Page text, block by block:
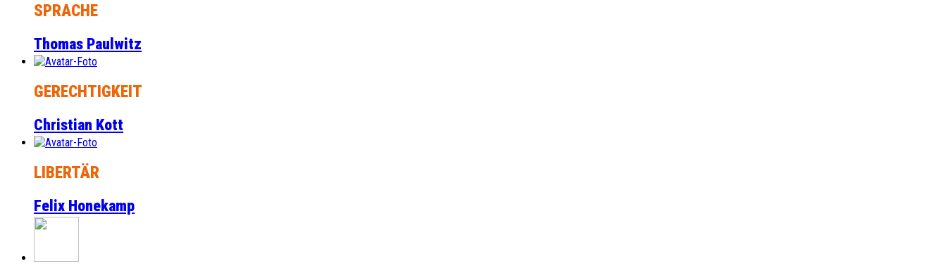
SPRACHE
Thomas Paulwitz
GERECHTIGKEIT
Christian Kott
LIBERTÄR
Felix Honekamp